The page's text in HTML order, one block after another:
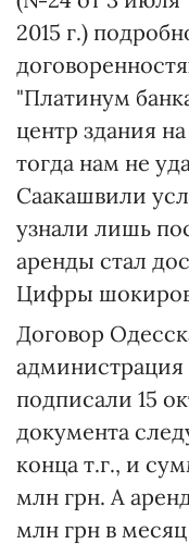
2015 г.)
"Платинум
центр здания
тогда нам не
Саакашвили
узнали лишь
аренды стал
Цифры
Договор
подписали 15
документа
конца т.г., и
млн грн. А
млн грн в